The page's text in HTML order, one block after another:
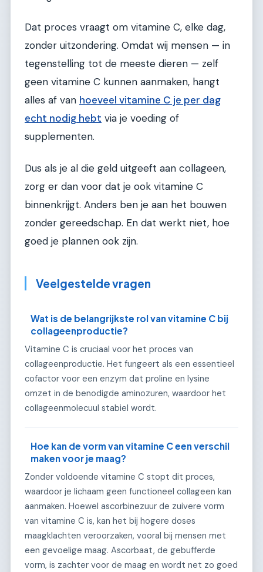
Dat proces vraagt om vitamine C, elke dag,
zonder uitzondering. Omdat wij mensen — in
tegenstelling tot de meeste dieren — zelf
geen vitamine C kunnen aanmaken, hangt
alles af van hoeveel vitamine C je per dag
echt nodig hebt via je voeding of
supplementen.
Dus als je al die geld uitgeeft aan collageen,
zorg er dan voor dat je ook vitamine C
binnenkrijgt. Anders ben je aan het bouwen
zonder gereedschap. En dat werkt niet, hoe
goed je plannen ook zijn.
Veelgestelde vragen
Wat is de belangrijkste rol van vitamine C bij
collageenproductie?
Vitamine C is cruciaal voor het proces van
collageenproductie. Het fungeert als een essentieel
cofactor voor een enzym dat proline en lysine
omzet in de benodigde aminozuren, waardoor het
collageenmolecuul stabiel wordt.
Hoe kan de vorm van vitamine C een verschil
maken voor je maag?
Zonder voldoende vitamine C stopt dit proces,
waardoor je lichaam geen functioneel collageen kan
aanmaken. Hoewel ascorbinezuur de zuivere vorm
van vitamine C is, kan het bij hogere doses
maagklachten veroorzaken, vooral bij mensen met
een gevoelige maag. Ascorbaat, de gebufferde
vorm, is zachter voor de maag en wordt net zo goed